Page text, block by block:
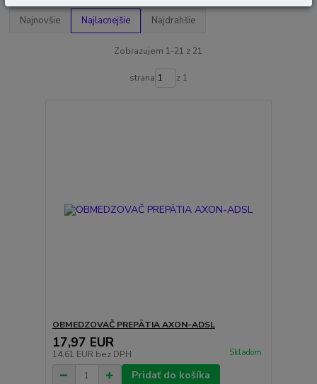
Najnovšie Najlacnejšie Najdrahšie
Zobrazujem 1-21 z 21
strana z 1
OBMEDZOVAČ PREPÄTIA AXON-ADSL
17,97 EUR
14,61 EUR bez DPH Skladom
Pridať do košíka